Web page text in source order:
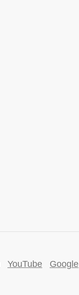
YouTube Google